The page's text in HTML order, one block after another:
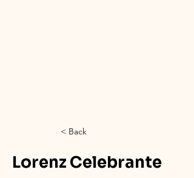
< Back
Lorenz Celebrante